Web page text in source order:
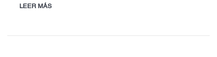
LEER MÁS